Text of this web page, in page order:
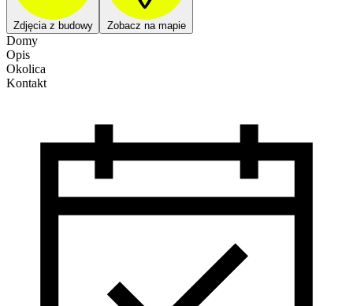
Zdjęcia z budowy Zobacz na mapie
Domy
Opis
Okolica
Kontakt